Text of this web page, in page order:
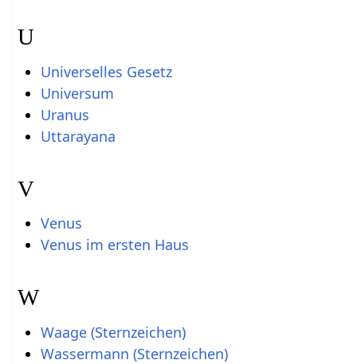
U
Universelles Gesetz
Universum
Uranus
Uttarayana
V
Venus
Venus im ersten Haus
W
Waage (Sternzeichen)
Wassermann (Sternzeichen)